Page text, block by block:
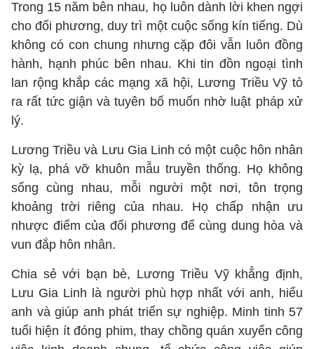
Trong 15 năm bên nhau, họ luôn dành lời khen ngợi
cho đối phương, duy trì một cuộc sống kín tiếng. Dù
không có con chung nhưng cặp đôi vẫn luôn đồng
hành, hạnh phúc bên nhau. Khi tin đồn ngoại tình
lan rộng khắp các mạng xã hội, Lương Triều Vỹ tỏ
ra rất tức giận và tuyên bố muốn nhờ luật pháp xử
lý.
Lương Triều và Lưu Gia Linh có một cuộc hôn nhân
kỳ lạ, phá vỡ khuôn mẫu truyền thống. Họ không
sống cùng nhau, mỗi người một nơi, tôn trọng
khoảng trời riêng của nhau. Họ chấp nhận ưu
nhược điểm của đối phương để cùng dung hòa và
vun đắp hôn nhân.
Chia sẻ với bạn bè, Lương Triều Vỹ khẳng định,
Lưu Gia Linh là người phù hợp nhất với anh, hiểu
anh và giúp anh phát triển sự nghiệp. Minh tinh 57
tuổi hiện ít đóng phim, thay chồng quán xuyến công